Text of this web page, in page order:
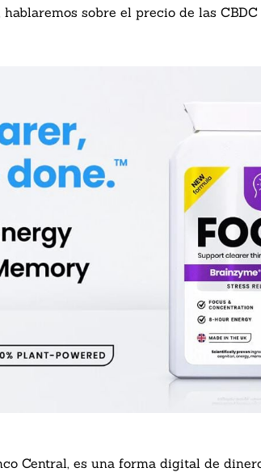
hablaremos sobre el precio de las
Central, es una forma digital de